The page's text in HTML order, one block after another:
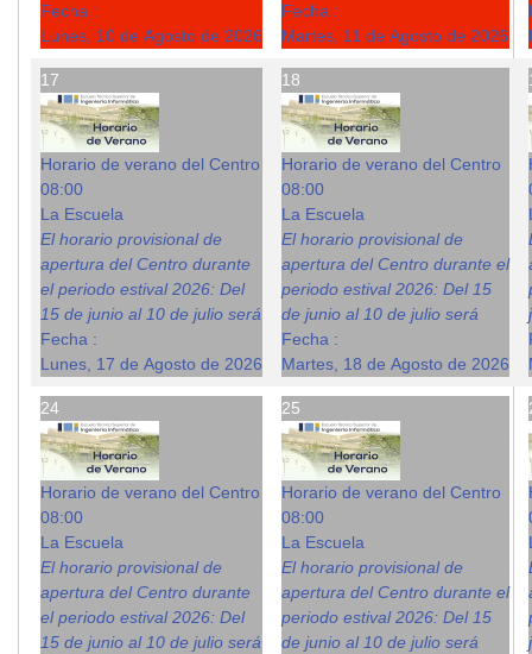
Fecha :
Lunes, 10 de Agosto de 2026
Fecha :
Martes, 11 de Agosto de 2026
17
Horario de verano del Centro
08:00
La Escuela
El horario provisional de
apertura del Centro durante
el periodo estival 2026: Del
15 de junio al 10 de julio será
Fecha :
Lunes, 17 de Agosto de 2026
18
Horario de verano del Centro
08:00
La Escuela
El horario provisional de
apertura del Centro durante el
periodo estival 2026: Del 15
de junio al 10 de julio será
Fecha :
Martes, 18 de Agosto de 2026
24
Horario de verano del Centro
08:00
La Escuela
El horario provisional de
apertura del Centro durante
el periodo estival 2026: Del
15 de junio al 10 de julio será
25
Horario de verano del Centro
08:00
La Escuela
El horario provisional de
apertura del Centro durante el
periodo estival 2026: Del 15
de junio al 10 de julio será